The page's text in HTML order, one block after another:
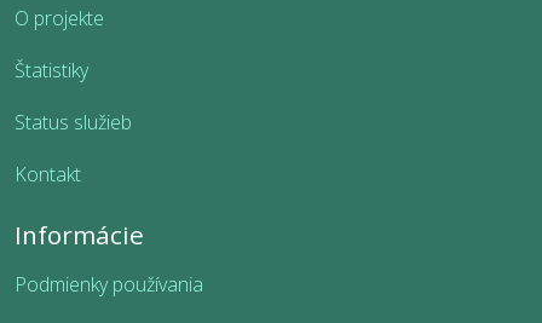
O projekte
Štatistiky
Status služieb
Kontakt
Informácie
Podmienky používania